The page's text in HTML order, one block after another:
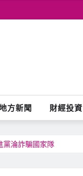
方新聞 財經投資
黨淪詐騙國家隊